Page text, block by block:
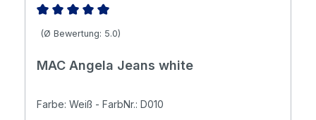
Durchschnittliche Bewertung von 5 von 5 Sternen
(Ø Bewertung: 5.0)
MAC Angela Jeans white
Farbe: Weiß - FarbNr.: D010